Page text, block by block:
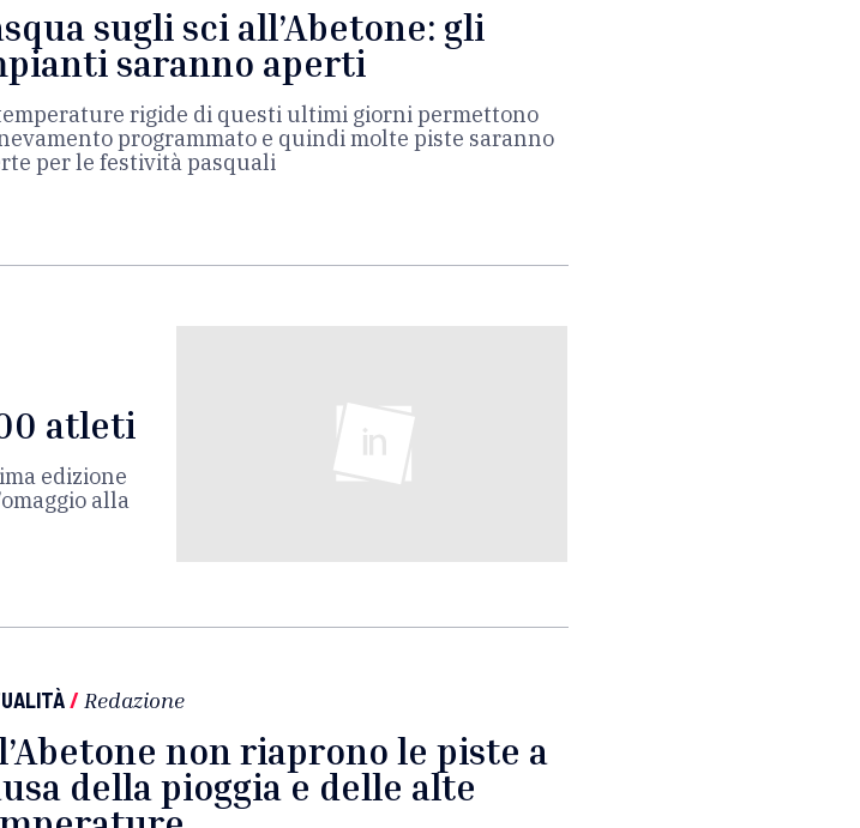
sugli sci all’Abetone: gli
saranno aperti
rigide di questi ultimi giorni permettono
programmato e quindi molte piste saranno
per le festività pasquali
atleti
edizione
alla
/ Redazione
non riaprono le piste a
della pioggia e delle alte